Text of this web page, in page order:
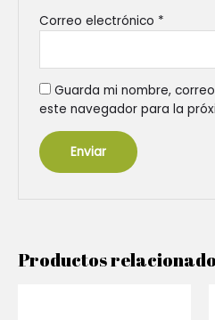
Correo electrónico *
Guarda mi nombre,
este navegador para la
Productos